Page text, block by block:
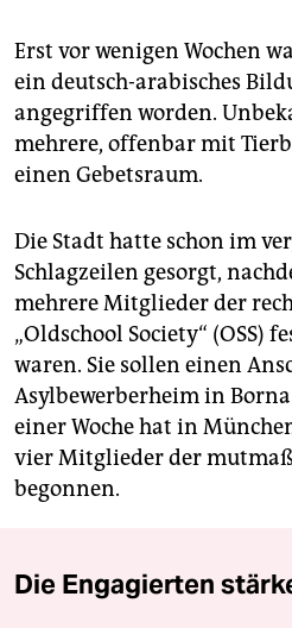
Erst vor wenigen Wochen
ein deutsch-arabisches
angegriffen worden.
mehrere, offenbar mit
einen Gebetsraum.
Die Stadt hatte schon im
Schlagzeilen gesorgt,
mehrere Mitglieder der
„Oldschool Society“ (OSS)
waren. Sie sollen einen
Asylbewerberheim in
einer Woche hat in
vier Mitglieder der
begonnen.
Die Engagierten